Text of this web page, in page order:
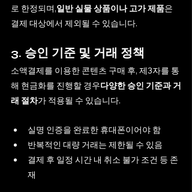
로 한정되며,일반 실물 상품이나 고가 제품은
결제 대상에서 제외될 수 있습니다.
3. 승인 기준 및 거래 정책
소액결제를 이용한 콘텐츠 구매 후, 제3자를 통
해 현금화를 진행할 경우다양한 승인 기준과 거
래 절차가 적용될 수 있습니다.
실명 인증을 완료한 휴대폰이어야 함
반복적인 대량 거래는 제한될 수 있음
결제 후 일정 시간 내 취소 불가 조건 등 존
재